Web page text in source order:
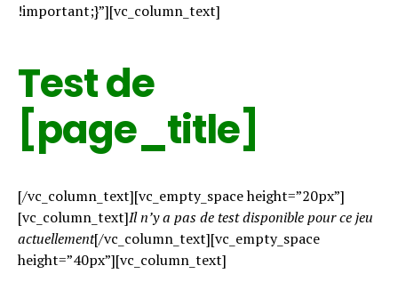
!important;}”][vc_column_text]
Test de
[page_title]
[/vc_column_text][vc_empty_space height=”20px”]
[vc_column_text]Il n’y a pas de test disponible pour ce jeu
actuellement[/vc_column_text][vc_empty_space
height=”40px”][vc_column_text]